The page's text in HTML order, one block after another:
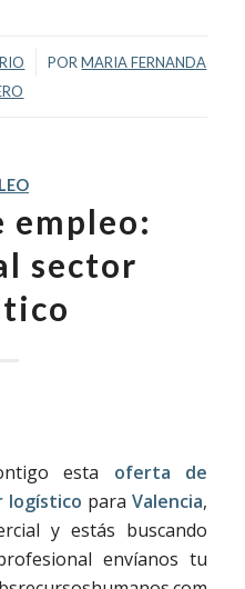
PORMARIA FERNANDA
empleo:
sector
esta oferta de
logístico paraValencia,
y estás buscando
envíanos tu